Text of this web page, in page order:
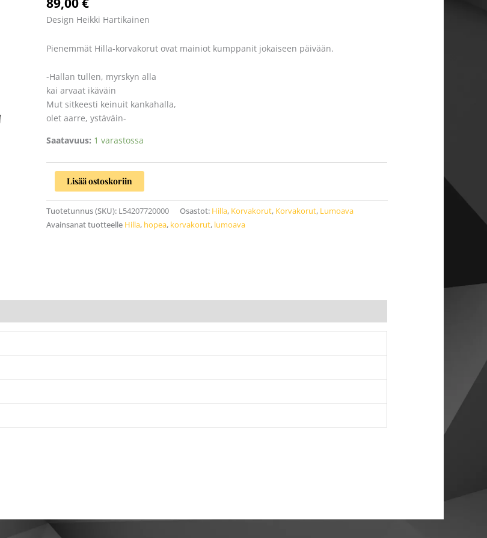
Design Heikki Hartikainen
Pienemmät Hilla-korvakorut ovat mainiot kumppanit jokaiseen päivään.
-Hallan tullen, myrskyn alla
kai arvaat ikäväin
Mut sitkeesti keinuit kankahalla,
olet aarre, ystäväin-
Saatavuus: 1 varastossa
määrä
Lisää ostoskoriin
Tuotetunnus (SKU): L54207720000 Osastot: Hilla, Korvakorut, Korvakorut, Lumoava
Avainsanat tuotteelle Hilla, hopea, korvakorut, lumoava